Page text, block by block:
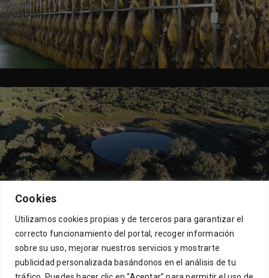
Cookies
Utilizamos cookies propias y de terceros para garantizar el
correcto funcionamiento del portal, recoger información
sobre su uso, mejorar nuestros servicios y mostrarte
publicidad personalizada basándonos en el análisis de tu
[mc4wp_form id=21156]